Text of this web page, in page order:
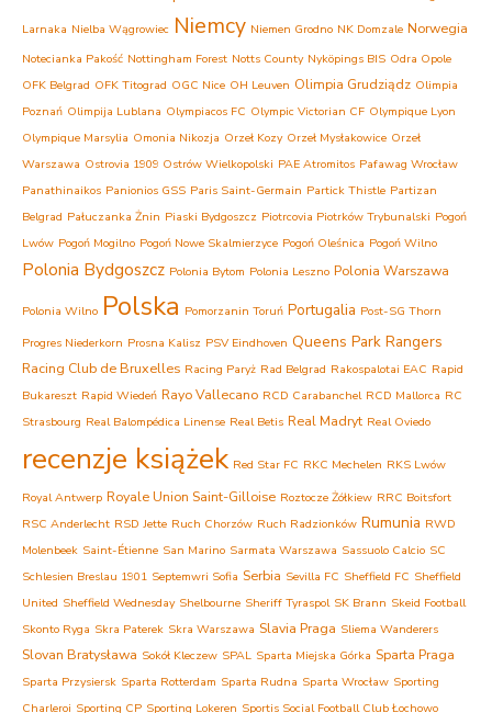
Larnaka Nielba Wągrowiec Niemcy Niemen Grodno NK Domzale Norwegia
Notecianka Pakość Nottingham Forest Notts County Nyköpings BIS Odra Opole
OFK Belgrad OFK Titograd OGC Nice OH Leuven Olimpia Grudziądz Olimpia
Poznań Olimpija Lublana Olympiacos FC Olympic Victorian CF Olympique Lyon
Olympique Marsylia Omonia Nikozja Orzeł Kozy Orzeł Mysłakowice Orzeł
Warszawa Ostrovia 1909 Ostrów Wielkopolski PAE Atromitos Pafawag Wrocław
Panathinaikos Panionios GSS Paris Saint-Germain Partick Thistle Partizan
Belgrad Pałuczanka Żnin Piaski Bydgoszcz Piotrcovia Piotrków Trybunalski Pogoń
Lwów Pogoń Mogilno Pogoń Nowe Skalmierzyce Pogoń Oleśnica Pogoń Wilno
Polonia Bydgoszcz Polonia Bytom Polonia Leszno Polonia Warszawa
Polonia Wilno Polska Pomorzanin Toruń Portugalia Post-SG Thorn
Progres Niederkorn Prosna Kalisz PSV Eindhoven Queens Park Rangers
Racing Club de Bruxelles Racing Paryż Rad Belgrad Rakospalotai EAC Rapid
Bukareszt Rapid Wiedeń Rayo Vallecano RCD Carabanchel RCD Mallorca RC
Strasbourg Real Balompédica Linense Real Betis Real Madryt Real Oviedo
recenzje książek Red Star FC RKC Mechelen RKS Lwów
Royal Antwerp Royale Union Saint-Gilloise Roztocze Żółkiew RRC Boitsfort
RSC Anderlecht RSD Jette Ruch Chorzów Ruch Radzionków Rumunia RWD
Molenbeek Saint-Étienne San Marino Sarmata Warszawa Sassuolo Calcio SC
Schlesien Breslau 1901 Septemwri Sofia Serbia Sevilla FC Sheffield FC Sheffield
United Sheffield Wednesday Shelbourne Sheriff Tyraspol SK Brann Skeid Football
Skonto Ryga Skra Paterek Skra Warszawa Slavia Praga Sliema Wanderers
Slovan Bratysława Sokół Kleczew SPAL Sparta Miejska Górka Sparta Praga
Sparta Przysiersk Sparta Rotterdam Sparta Rudna Sparta Wrocław Sporting
Charleroi Sporting CP Sporting Lokeren Sportis Social Football Club Łochowo